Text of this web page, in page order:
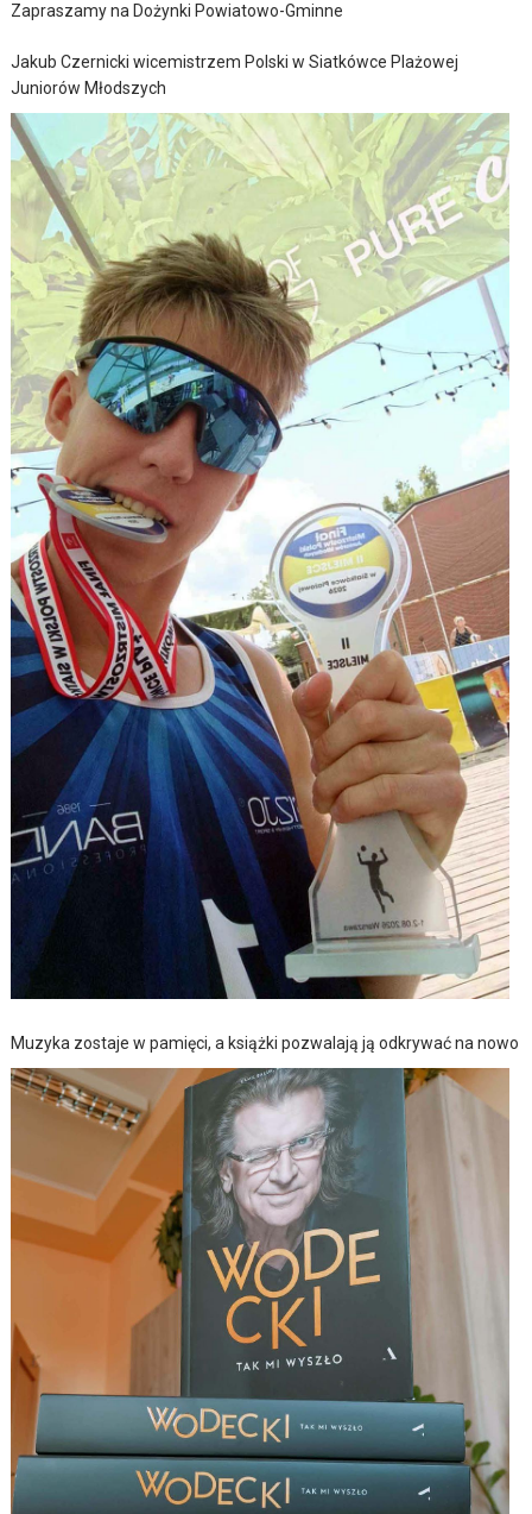
Zapraszamy na Dożynki Powiatowo-Gminne
Jakub Czernicki wicemistrzem Polski w Siatkówce Plażowej
Juniorów Młodszych
Muzyka zostaje w pamięci, a książki pozwalają ją odkrywać na nowo